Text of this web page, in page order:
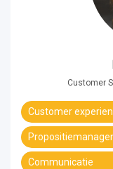
Customer
Customer
Communicatie